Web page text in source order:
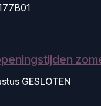
GESLOTEN